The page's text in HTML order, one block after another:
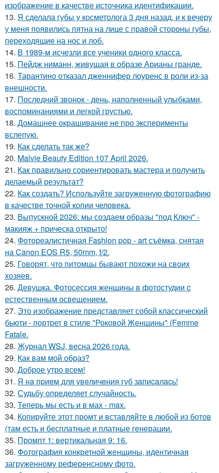
изображение в качестве источника идентификации.
13. Я сделала губы у косметолога 3 дня назад, и к вечеру
у меня появились пятна на лице с правой стороны губы,
переходящие на нос и лоб.
14. В 1989-м исчезли все ученики одного класса.
15. Пейдж ниманн, живущая в образе Арианы гранде.
16. Тарантино отказал дженнифер лоуренс в роли из-за
внешности.
17. Последний звонок - день, наполненный улыбками,
воспоминаниями и легкой грустью.
18. Домашнее окрашивание не про эксперименты
вслепую.
19. Как сделать так же?
20. Malvie Beauty Edition 107 April 2026.
21. Как правильно сориентировать мастера и получить
делаемый результат?
22. Как создать? Используйте загруженную фотографию
в качестве точной копии человека.
23. Выпускной 2026: мы создаем образы "под Ключ" -
макияж + прическа открыто!
24. Фотореалистичная Fashion pop - art съёмка, снятая
на Canon EOS R5, 50mm, f/2.
25. Говорят, что питомцы бывают похожи на своих
хозяев.
26. Девушка. Фотосессия женщины в фотостудии c
естественным освещением.
27. Это изображение представляет собой классический
бьюти - портрет в стиле "Роковой Женщины" (Femme
Fatale.
28. Журнал WSJ, весна 2026 года.
29. Как вам мой образ?
30. Доброе утро всем!
31. Я нa пpиeм для увeличeния губ зaпиcaлacь!
32. Судьбу определяет случайность.
33. Теперь мы есть и в мах - max.
34. Копируйте этот промт и вставляйте в любой из ботов
(там есть и бесплатные и платные генерации.
35. Промпт 1: вертикальная 9: 16.
36. Фотография конкретной женщины, идентичная
загруженному референсному фото.